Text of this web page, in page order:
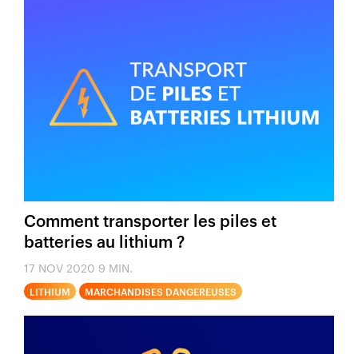
Comment transporter les piles et
batteries au lithium ?
17 NOV 2020 9 MIN.
LITHIUM MARCHANDISES DANGEREUSES